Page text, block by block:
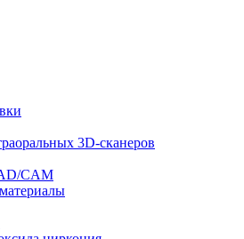
3D-сканеров
CAM